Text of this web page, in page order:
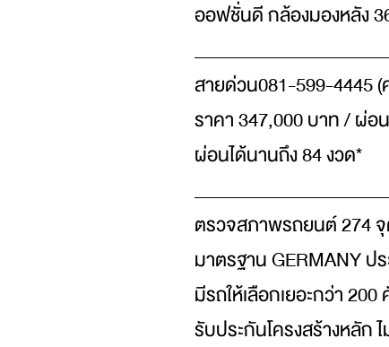
ออฟชั่นดี กล้องมองหลัง
สายด่วน081-599-4445
ราคา 347,000 บาท / ผ่อ
ผ่อนได้นานถึง 84 งวด*
ตรวจสภาพรถยนต์ 274
มาตรฐาน GERMANY ป
มีรถให้เลือกเยอะกว่า 200
รับประกันโครงสร้างหลั